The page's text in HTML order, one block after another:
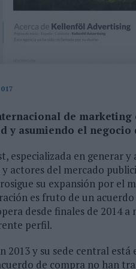
APELA A LA ILUSIÓN DE LAS AFICIONES PARA
DE FENOMENAL PARA MÁLAGA CF
de marketing
y asumiendo el
especializada en generar
actores del mercado
su expansión por el
es fruto de un
desde finales de 2014
perfil.
2013 y su sede central
de compra no han